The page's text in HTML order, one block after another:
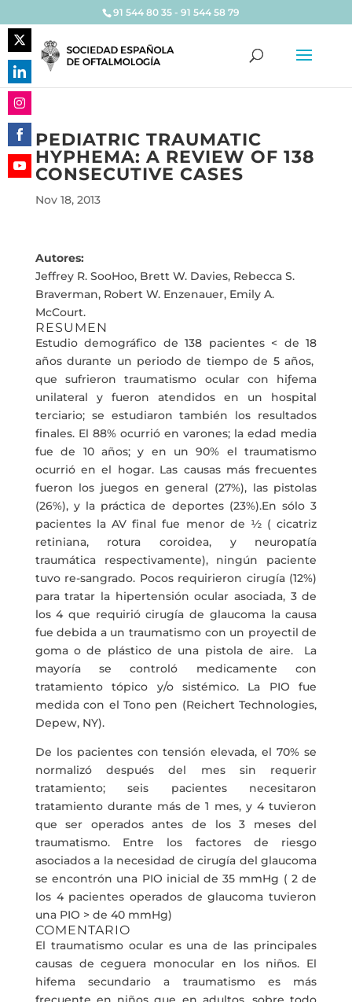
91 544 80 35 - 91 544 58 79
PEDIATRIC TRAUMATIC
HYPHEMA: A REVIEW OF 138
CONSECUTIVE CASES
Nov 18, 2013
Autores:
Jeffrey R. SooHoo, Brett W. Davies, Rebecca S.
Braverman, Robert W. Enzenauer, Emily A.
McCourt.
RESUMEN
Estudio demográfico de 138 pacientes < de 18
años durante un periodo de tiempo de 5 años,
que sufrieron traumatismo ocular con hiƒema
unilateral y fueron atendidos en un hospital
terciario; se estudiaron también los resultados
finales. El 88% ocurrió en varones; la edad media
fue de 10 años; y en un 90% el traumatismo
ocurrió en el hogar. Las causas más frecuentes
fueron los juegos en general (27%), las pistolas
(26%), y la práctica de deportes (23%).En sólo 3
pacientes la AV final fue menor de ½ ( cicatriz
retiniana, rotura coroidea, y neuropatía
traumática respectivamente), ningún paciente
tuvo re-sangrado. Pocos requirieron cirugía (12%)
para tratar la hipertensión ocular asociada, 3 de
los 4 que requirió cirugía de glaucoma la causa
fue debida a un traumatismo con un proyectil de
goma o de plástico de una pistola de aire. La
mayoría se controló medicamente con
tratamiento tópico y/o sistémico. La PIO fue
medida con el Tono pen (Reichert Technologies,
Depew, NY).
De los pacientes con tensión elevada, el 70% se
normalizó después del mes sin requerir
tratamiento; seis pacientes necesitaron
tratamiento durante más de 1 mes, y 4 tuvieron
que ser operados antes de los 3 meses del
traumatismo. Entre los factores de riesgo
asociados a la necesidad de cirugía del glaucoma
se encontrón una PIO inicial de 35 mmHg ( 2 de
los 4 pacientes operados de glaucoma tuvieron
una PIO > de 40 mmHg)
COMENTARIO
El traumatismo ocular es una de las principales
causas de ceguera monocular en los niños. El
hifema secundario a traumatismo es más
Share
on
Twitter
Share
on
LinkedIn
Share
on
Instagram
Share
on